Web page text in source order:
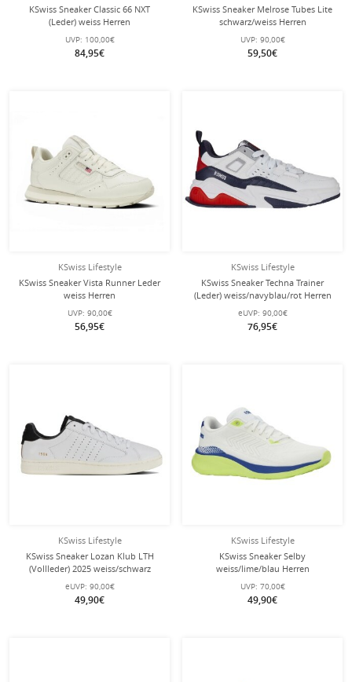
KSwiss Sneaker Classic 66 NXT
(Leder) weiss Herren
UVP: 100,00€
84,95€
KSwiss Sneaker Melrose Tubes Lite
schwarz/weiss Herren
UVP: 90,00€
59,50€
KSwiss Lifestyle
KSwiss Sneaker Vista Runner Leder
weiss Herren
UVP: 90,00€
56,95€
KSwiss Lifestyle
KSwiss Sneaker Techna Trainer
(Leder) weiss/navyblau/rot Herren
eUVP: 90,00€
76,95€
KSwiss Lifestyle
KSwiss Sneaker Lozan Klub LTH
(Vollleder) 2025 weiss/schwarz
eUVP: 90,00€
49,90€
KSwiss Lifestyle
KSwiss Sneaker Selby
weiss/lime/blau Herren
UVP: 70,00€
49,90€